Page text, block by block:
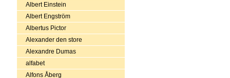
Albert Einstein
Albert Engström
Albertus Pictor
Alexander den store
Alexandre Dumas
alfabet
Alfons Åberg